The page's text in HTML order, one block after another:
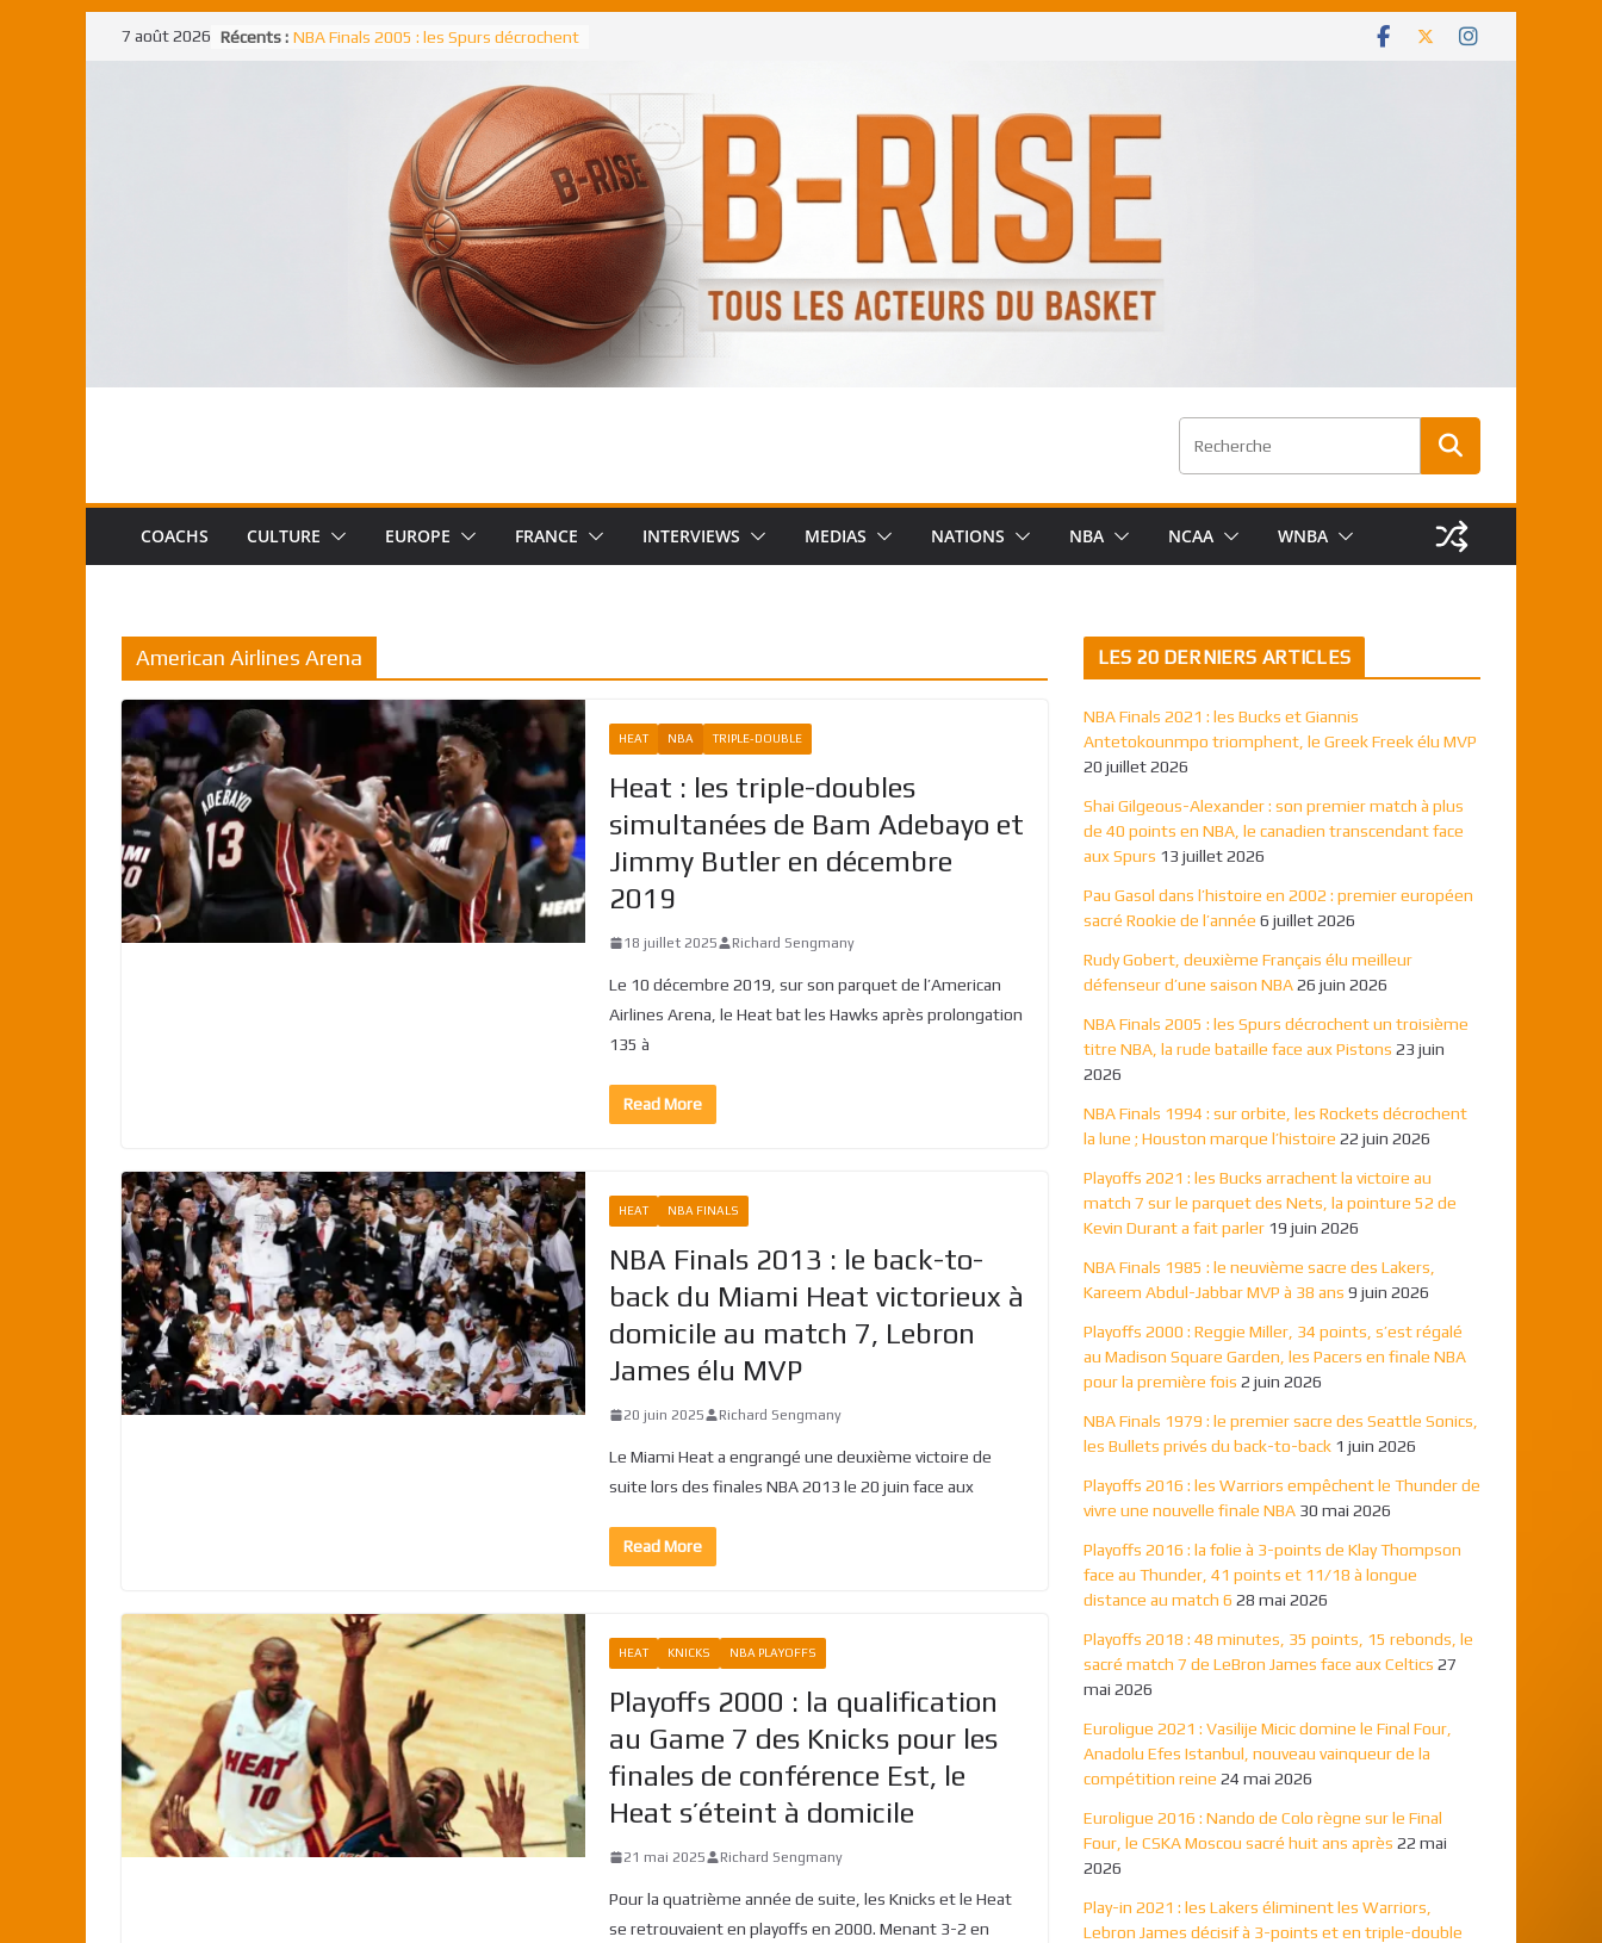
Passer7 août 2026 Récents : NBA Finals 2005 : les Spurs décrochent
NBA Finals 2021 : les Bucks et Giannis
Antetokounmpo triomphent, le Greek
Shai Gilgeous-Alexander : son premier
match à plus de 40 points en NBA, le
canadien transcendant face aux Spurs
Pau Gasol dans l’histoire en 2002 :
premier européen sacré Rookie de
Rudy Gobert, deuxième Français élu
meilleur défenseur d’une saison NBA
COACHS CULTURE EUROPE FRANCE INTERVIEWS MEDIAS NATIONS NBA NCAA WNBA
American Airlines Arena
HEAT NBA TRIPLE-DOUBLE
Heat : les triple-doubles
simultanées de Bam Adebayo et
Jimmy Butler en décembre
2019
18 juillet 2025 Richard Sengmany
Le 10 décembre 2019, sur son parquet de l’American
Airlines Arena, le Heat bat les Hawks après prolongation
135 à
Read More
HEAT NBA FINALS
NBA Finals 2013 : le back-to-
back du Miami Heat victorieux à
domicile au match 7, Lebron
James élu MVP
20 juin 2025 Richard Sengmany
Le Miami Heat a engrangé une deuxième victoire de
suite lors des finales NBA 2013 le 20 juin face aux
Read More
HEAT KNICKS NBA PLAYOFFS
Playoffs 2000 : la qualification
au Game 7 des Knicks pour les
finales de conférence Est, le
Heat s’éteint à domicile
21 mai 2025 Richard Sengmany
Pour la quatrième année de suite, les Knicks et le Heat
se retrouvaient en playoffs en 2000. Menant 3-2 en
LES 20 DERNIERS ARTICLES
NBA Finals 2021 : les Bucks et Giannis
Antetokounmpo triomphent, le Greek Freek élu MVP
20 juillet 2026
Shai Gilgeous-Alexander : son premier match à plus
de 40 points en NBA, le canadien transcendant face
aux Spurs 13 juillet 2026
Pau Gasol dans l’histoire en 2002 : premier européen
sacré Rookie de l’année 6 juillet 2026
Rudy Gobert, deuxième Français élu meilleur
défenseur d’une saison NBA26 juin 2026
NBA Finals 2005 : les Spurs décrochent un troisième
titre NBA, la rude bataille face aux Pistons 23 juin
2026
NBA Finals 1994 : sur orbite, les Rockets décrochent
la lune ; Houston marque l’histoire 22 juin 2026
Playoffs 2021 : les Bucks arrachent la victoire au
match 7 sur le parquet des Nets, la pointure 52 de
Kevin Durant a fait parler 19 juin 2026
NBA Finals 1985 : le neuvième sacre des Lakers,
Kareem Abdul-Jabbar MVP à 38 ans 9 juin 2026
Playoffs 2000 : Reggie Miller, 34 points, s’est régalé
au Madison Square Garden, les Pacers en finale NBA
pour la première fois 2 juin 2026
NBA Finals 1979 : le premier sacre des Seattle Sonics,
les Bullets privés du back-to-back 1 juin 2026
Playoffs 2016 : les Warriors empêchent le Thunder de
vivre une nouvelle finale NBA 30 mai 2026
Playoffs 2016 : la folie à 3-points de Klay Thompson
face au Thunder, 41 points et 11/18 à longue
distance au match 6 28 mai 2026
Playoffs 2018 : 48 minutes, 35 points, 15 rebonds, le
sacré match 7 de LeBron James face aux Celtics 27
mai 2026
Euroligue 2021 : Vasilije Micic domine le Final Four,
Anadolu Efes Istanbul, nouveau vainqueur de la
compétition reine 24 mai 2026
Euroligue 2016 : Nando de Colo règne sur le Final
Four, le CSKA Moscou sacré huit ans après 22 mai
2026
Play-in 2021 : les Lakers éliminent les Warriors,
Lebron James décisif à 3-points et en triple-double